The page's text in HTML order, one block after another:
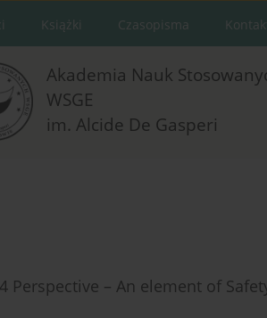
Książki Czasopisma
Akademia Nauk
WSGE
im. Alcide De Gasperi
Perspective – An element of